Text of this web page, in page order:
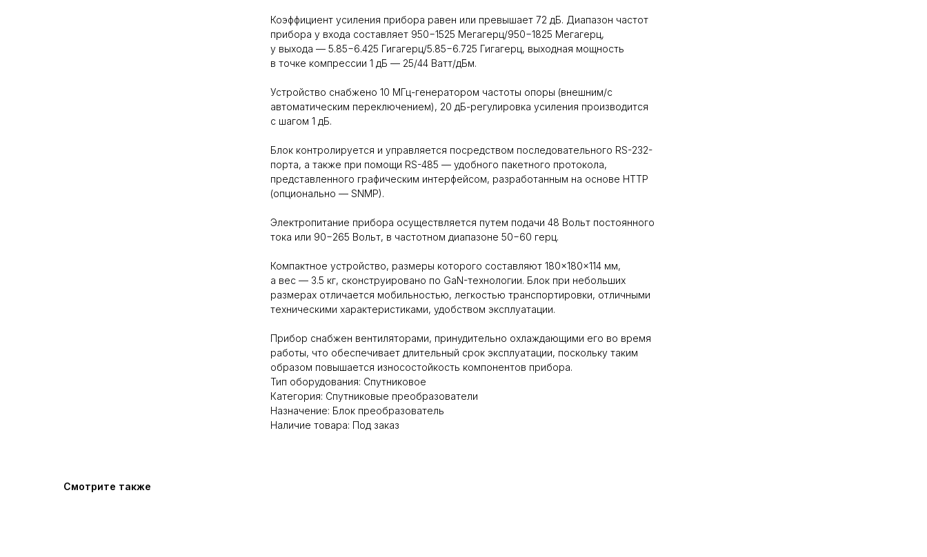
Коэффициент усиления прибора равен или превышает 72 дБ. Диапазон частот
прибора у входа составляет 950−1525 Мегагерц/950−1825 Мегагерц,
у выхода — 5.85−6.425 Гигагерц/5.85−6.725 Гигагерц, выходная мощность
в точке компрессии 1 дБ — 25/44 Ватт/дБм.
Устройство снабжено 10 МГц-генератором частоты опоры (внешним/с
автоматическим переключением), 20 дБ-регулировка усиления производится
с шагом 1 дБ.
Блок контролируется и управляется посредством последовательного RS-232-
порта, а также при помощи RS-485 — удобного пакетного протокола,
представленного графическим интерфейсом, разработанным на основе HTTP
(опционально — SNMP).
Электропитание прибора осуществляется путем подачи 48 Вольт постоянного
тока или 90−265 Вольт, в частотном диапазоне 50−60 герц.
Компактное устройство, размеры которого составляют 180×180×114 мм,
а вес — 3.5 кг, сконструировано по GaN-технологии. Блок при небольших
размерах отличается мобильностью, легкостью транспортировки, отличными
техническими характеристиками, удобством эксплуатации.
Прибор снабжен вентиляторами, принудительно охлаждающими его во время
работы, что обеспечивает длительный срок эксплуатации, поскольку таким
образом повышается износостойкость компонентов прибора.
Тип оборудования: Спутниковое
Категория: Спутниковые преобразователи
Назначение: Блок преобразователь
Наличие товара: Под заказ
Смотрите также